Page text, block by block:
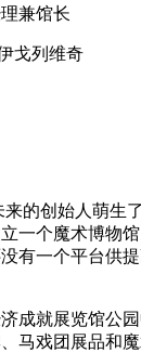
兼馆长
戈列维奇
来的创始人萌生
一个魔术博物
有一个平台供
成就展览馆公
马戏团展品和魔